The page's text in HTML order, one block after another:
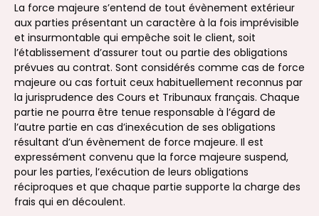
La force majeure s’entend de tout évènement extérieur
aux parties présentant un caractère à la fois imprévisible
et insurmontable qui empêche soit le client, soit
l’établissement d’assurer tout ou partie des obligations
prévues au contrat. Sont considérés comme cas de force
majeure ou cas fortuit ceux habituellement reconnus par
la jurisprudence des Cours et Tribunaux français. Chaque
partie ne pourra être tenue responsable à l’égard de
l’autre partie en cas d’inexécution de ses obligations
résultant d’un évènement de force majeure. Il est
expressément convenu que la force majeure suspend,
pour les parties, l’exécution de leurs obligations
réciproques et que chaque partie supporte la charge des
frais qui en découlent.